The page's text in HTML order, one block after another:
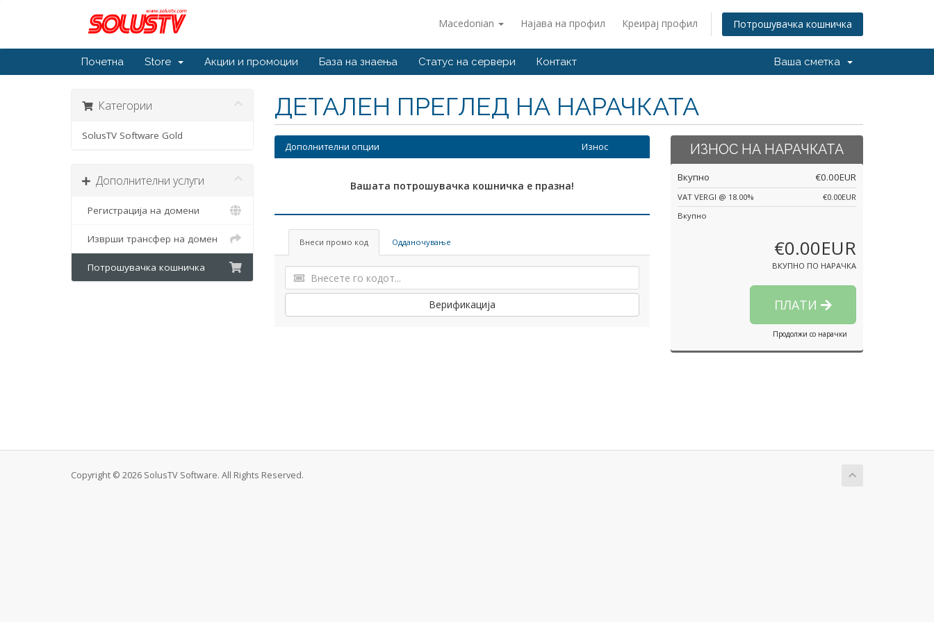
Macedonian Најава на профил Креирај профил Потрошувачка кошничка
Почетна Store Акции и промоции База на знаења Статус на сервери Контакт Ваша сметка
Категории
SolusTV Software Gold
Дополнителни услуги
Регистрација на домени
Изврши трансфер на домен
Потрошувачка кошничка
ДЕТАЛЕН ПРЕГЛЕД НА НАРАЧКАТА
Дополнителни опции Износ
Вашата потрошувачка кошничка е празна!
Внеси промо код Одданочување
Верификација
ИЗНОС НА НАРАЧКАТА
Вкупно €0.00EUR
VAT VERGI @ 18.00%
€0.00EUR
Вкупно
€0.00EUR
ВКУПНО ПО НАРАЧКА
ПЛАТИ
Продолжи со нарачки
Copyright © 2026 SolusTV Software. All Rights Reserved.